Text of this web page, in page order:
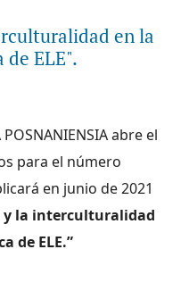
en la
ELE".
abre el
para el número
en junio de 2021
y la interculturalidad
de ELE.”